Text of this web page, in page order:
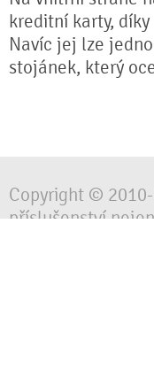
kreditní karty,
Navíc jej lze
stojánek, který
Copyright ©
příslušenství